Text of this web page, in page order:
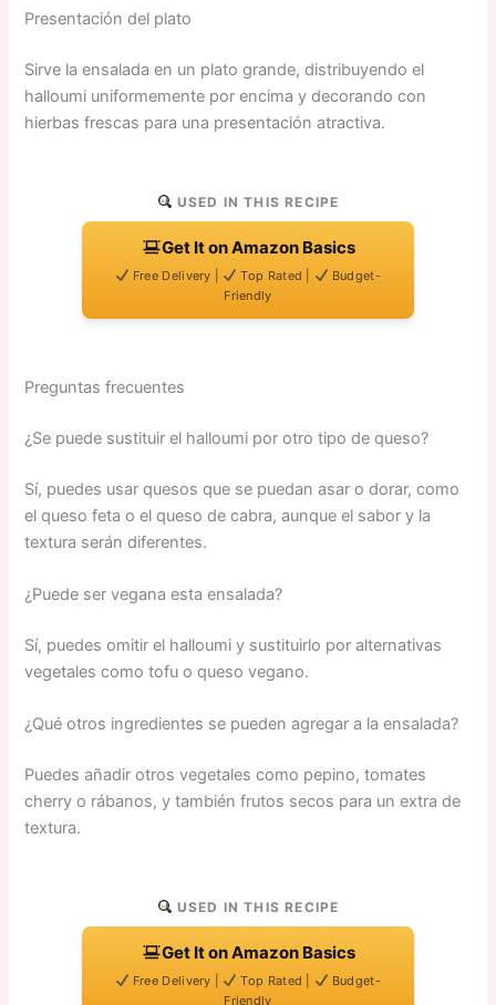
Presentación del plato
Sirve la ensalada en un plato grande, distribuyendo el
halloumi uniformemente por encima y decorando con
hierbas frescas para una presentación atractiva.
USED IN THIS RECIPE
Get It on Amazon Basics
Free Delivery | Top Rated |
Budget-
Friendly
Preguntas frecuentes
¿Se puede sustituir el halloumi por otro tipo de queso?
Sí, puedes usar quesos que se puedan asar o dorar, como
el queso feta o el queso de cabra, aunque el sabor y la
textura serán diferentes.
¿Puede ser vegana esta ensalada?
Sí, puedes omitir el halloumi y sustituirlo por alternativas
vegetales como tofu o queso vegano.
¿Qué otros ingredientes se pueden agregar a la ensalada?
Puedes añadir otros vegetales como pepino, tomates
cherry o rábanos, y también frutos secos para un extra de
textura.
USED IN THIS RECIPE
Get It on Amazon Basics
Free Delivery | Top Rated |
Budget-
Friendly